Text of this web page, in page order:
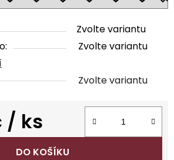
Zvolte variantu
Zvolte variantu
Zvolte variantu
/ ks
DO KOŠÍKU